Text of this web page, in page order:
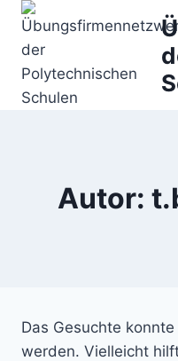
Zum
Inhalt
springen
Autor:
Das Gesuchte
werden. Vielleicht